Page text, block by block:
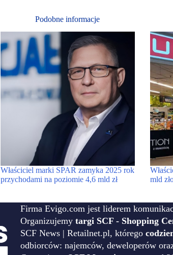
Podobne informacje
Właściciel marki SPAR zamyka 2025 rok
przychodami na poziomie 4,6 mld zł
mld
Firma Evigo.com jest liderem
Organizujemy targi SCF - Shopping
SCF News | Retailnet.pl, którego
odbiorców: najemców, deweloperów